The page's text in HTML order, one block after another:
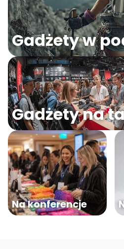
Gadżety w
Gadżety na
Na konferencje